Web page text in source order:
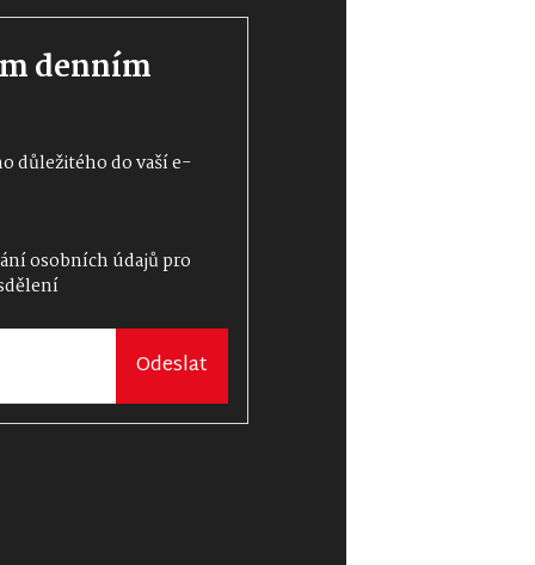
denním
důležitého do vaší e-
osobních údajůpro
Odeslat